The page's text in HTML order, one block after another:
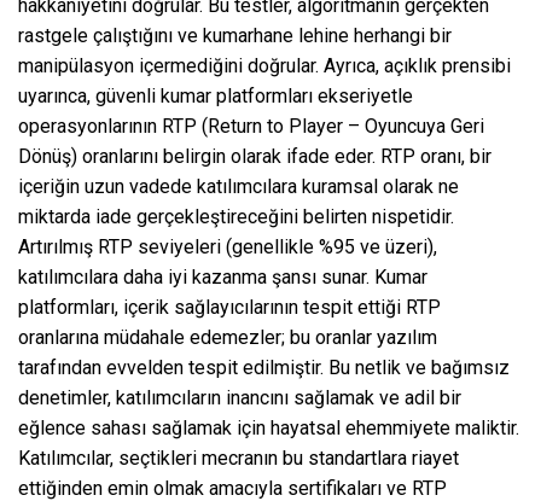
hakkaniyetini doğrular. Bu testler, algoritmanın gerçekten
rastgele çalıştığını ve kumarhane lehine herhangi bir
manipülasyon içermediğini doğrular. Ayrıca, açıklık prensibi
uyarınca, güvenli kumar platformları ekseriyetle
operasyonlarının RTP (Return to Player – Oyuncuya Geri
Dönüş) oranlarını belirgin olarak ifade eder. RTP oranı, bir
içeriğin uzun vadede katılımcılara kuramsal olarak ne
miktarda iade gerçekleştireceğini belirten nispetidir.
Artırılmış RTP seviyeleri (genellikle %95 ve üzeri),
katılımcılara daha iyi kazanma şansı sunar. Kumar
platformları, içerik sağlayıcılarının tespit ettiği RTP
oranlarına müdahale edemezler; bu oranlar yazılım
tarafından evvelden tespit edilmiştir. Bu netlik ve bağımsız
denetimler, katılımcıların inancını sağlamak ve adil bir
eğlence sahası sağlamak için hayatsal ehemmiyete maliktir.
Katılımcılar, seçtikleri mecranın bu standartlara riayet
ettiğinden emin olmak amacıyla sertifikaları ve RTP